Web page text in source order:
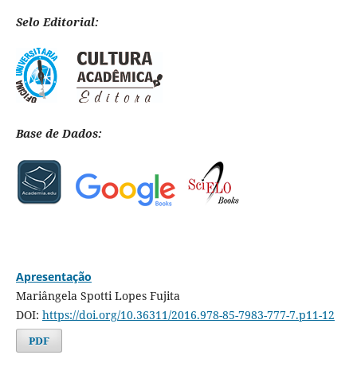
Selo Editorial:
Base de Dados:
Apresentação
Mariângela Spotti Lopes Fujita
DOI: https://doi.org/10.36311/2016.978-85-7983-777-7.p11-12
PDF